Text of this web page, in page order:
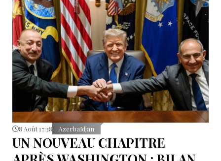
8 Août 17:38 Azerbaïdjan
UN NOUVEAU CHAPITRE